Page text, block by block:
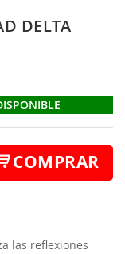
DELTA
COMPRAR
las reflexiones